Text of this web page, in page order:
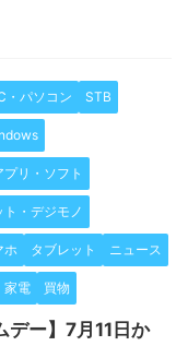
・パソコン STB
プリ・ソフト
ト・デジモノ
ホ タブレット ニュース
家電 買物
デー】7月11日か